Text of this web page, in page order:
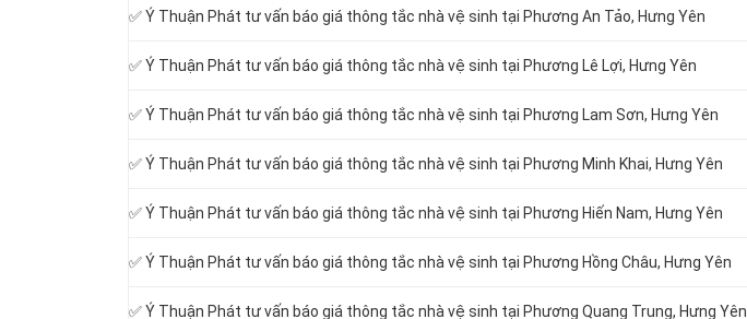
✅ Ý Thuận Phát tư vấn báo giá thông tắc nhà vệ sinh tại Phương An Tảo, Hưng Yên
✅ Ý Thuận Phát tư vấn báo giá thông tắc nhà vệ sinh tại Phương Lê Lợi, Hưng Yên
✅ Ý Thuận Phát tư vấn báo giá thông tắc nhà vệ sinh tại Phương Lam Sơn, Hưng Yên
✅ Ý Thuận Phát tư vấn báo giá thông tắc nhà vệ sinh tại Phương Minh Khai, Hưng Yên
✅ Ý Thuận Phát tư vấn báo giá thông tắc nhà vệ sinh tại Phương Hiến Nam, Hưng Yên
✅ Ý Thuận Phát tư vấn báo giá thông tắc nhà vệ sinh tại Phương Hồng Châu, Hưng Yên
✅ Ý Thuận Phát tư vấn báo giá thông tắc nhà vệ sinh tại Phương Quang Trung, Hưng Yên